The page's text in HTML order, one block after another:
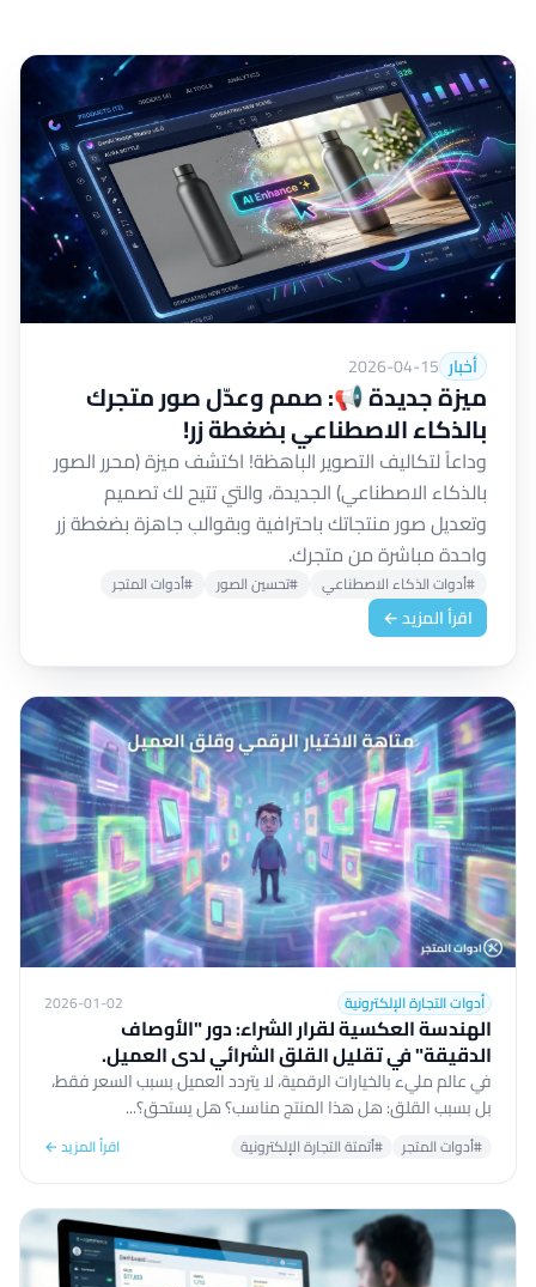
أخبار 2026-04-15
ميزة جديدة 📢: صمم وعدّل صور متجرك
بالذكاء الاصطناعي بضغطة زر!
وداعاً لتكاليف التصوير الباهظة! اكتشف ميزة (محرر الصور
بالذكاء الاصطناعي) الجديدة، والتي تتيح لك تصميم
وتعديل صور منتجاتك باحترافية وبقوالب جاهزة بضغطة زر
واحدة مباشرة من متجرك.
#أدوات الذكاء الاصطناعي #تحسين الصور #أدوات المتجر
اقرأ المزيد ←
أدوات التجارة الإلكترونية 2026-01-02
الهندسة العكسية لقرار الشراء: دور "الأوصاف
الدقيقة" في تقليل القلق الشرائي لدى العميل.
في عالم مليء بالخيارات الرقمية، لا يتردد العميل بسبب السعر فقط،
بل بسبب القلق: هل هذا المنتج مناسب؟ هل يستحق؟...
#أدوات المتجر #أتمتة التجارة الإلكترونية اقرأ المزيد ←